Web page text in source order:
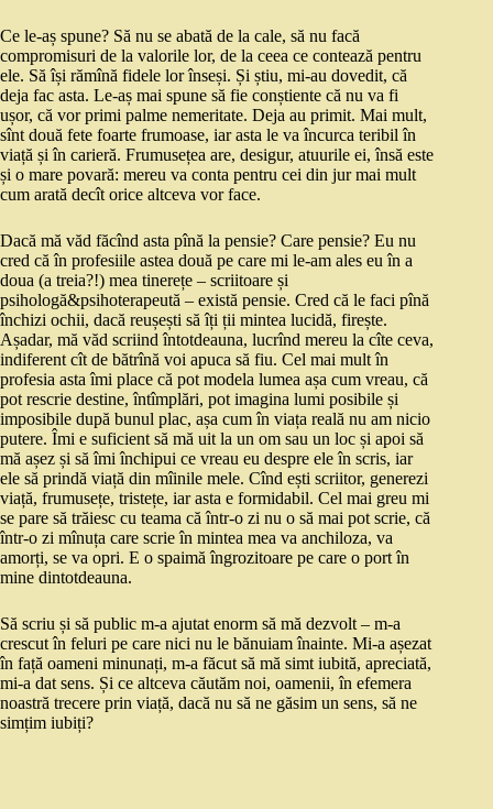
Ce le-aș spune? Să nu se abată de la cale, să nu facă
compromisuri de la valorile lor, de la ceea ce contează pentru
ele. Să își rămînă fidele lor înseși. Și știu, mi-au dovedit, că
deja fac asta. Le-aș mai spune să fie conștiente că nu va fi
ușor, că vor primi palme nemeritate. Deja au primit. Mai mult,
sînt două fete foarte frumoase, iar asta le va încurca teribil în
viață și în carieră. Frumusețea are, desigur, atuurile ei, însă este
și o mare povară: mereu va conta pentru cei din jur mai mult
cum arată decît orice altceva vor face.
Dacă mă văd făcînd asta pînă la pensie? Care pensie? Eu nu
cred că în profesiile astea două pe care mi le-am ales eu în a
doua (a treia?!) mea tinerețe – scriitoare și
psihologă&psihoterapeută – există pensie. Cred că le faci pînă
închizi ochii, dacă reușești să îți ții mintea lucidă, firește.
Așadar, mă văd scriind întotdeauna, lucrînd mereu la cîte ceva,
indiferent cît de bătrînă voi apuca să fiu. Cel mai mult în
profesia asta îmi place că pot modela lumea așa cum vreau, că
pot rescrie destine, întîmplări, pot imagina lumi posibile și
imposibile după bunul plac, așa cum în viața reală nu am nicio
putere. Îmi e suficient să mă uit la un om sau un loc și apoi să
mă așez și să îmi închipui ce vreau eu despre ele în scris, iar
ele să prindă viață din mîinile mele. Cînd ești scriitor, generezi
viață, frumusețe, tristețe, iar asta e formidabil. Cel mai greu mi
se pare să trăiesc cu teama că într-o zi nu o să mai pot scrie, că
într-o zi mînuța care scrie în mintea mea va anchiloza, va
amorți, se va opri. E o spaimă îngrozitoare pe care o port în
mine dintotdeauna.
Să scriu și să public m-a ajutat enorm să mă dezvolt – m-a
crescut în feluri pe care nici nu le bănuiam înainte. Mi-a așezat
în față oameni minunați, m-a făcut să mă simt iubită, apreciată,
mi-a dat sens. Și ce altceva căutăm noi, oamenii, în efemera
noastră trecere prin viață, dacă nu să ne găsim un sens, să ne
simțim iubiți?